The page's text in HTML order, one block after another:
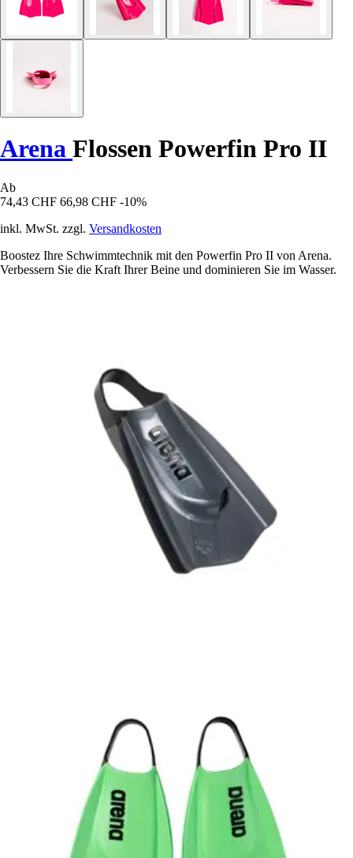
Arena Flossen Powerfin Pro II
Ab
74,43 CHF 66,98 CHF -10%
inkl. MwSt. zzgl. Versandkosten
Boostez Ihre Schwimmtechnik mit den Powerfin Pro II von Arena.
Verbessern Sie die Kraft Ihrer Beine und dominieren Sie im Wasser.